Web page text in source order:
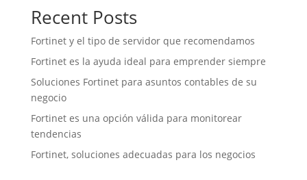
Recent Posts
Fortinet y el tipo de servidor que recomendamos
Fortinet es la ayuda ideal para emprender siempre
Soluciones Fortinet para asuntos contables de su
negocio
Fortinet es una opción válida para monitorear
tendencias
Fortinet, soluciones adecuadas para los negocios